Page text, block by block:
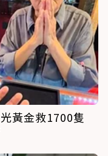
黃金救1700隻